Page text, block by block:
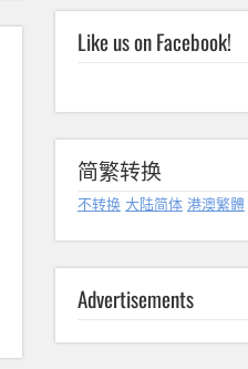
Like us on Facebook!
简繁转换
不转换 大陆简体 港澳繁體
Advertisements